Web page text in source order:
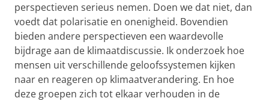
perspectieven serieus nemen. Doen we dat niet, dan
voedt dat polarisatie en onenigheid. Bovendien
bieden andere perspectieven een waardevolle
bijdrage aan de klimaatdiscussie. Ik onderzoek hoe
mensen uit verschillende geloofssystemen kijken
naar en reageren op klimaatverandering. En hoe
deze groepen zich tot elkaar verhouden in de